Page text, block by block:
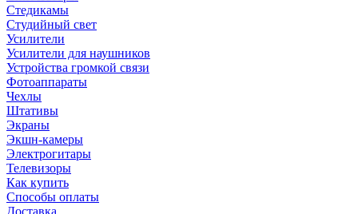
Стедикамы
Студийный свет
Усилители
Усилители для наушников
Устройства громкой связи
Фотоаппараты
Чехлы
Штативы
Экраны
Экшн-камеры
Электрогитары
Телевизоры
Как купить
Способы оплаты
Доставка